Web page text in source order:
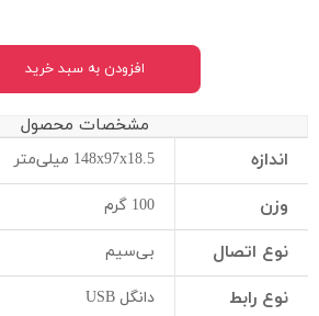
افزودن به سبد خرید
مشخصات محصول
اندازه 148x97x18.5 میلی‌متر
وزن 100 گرم
نوع اتصال بی‌سیم
نوع رابط دانگل USB